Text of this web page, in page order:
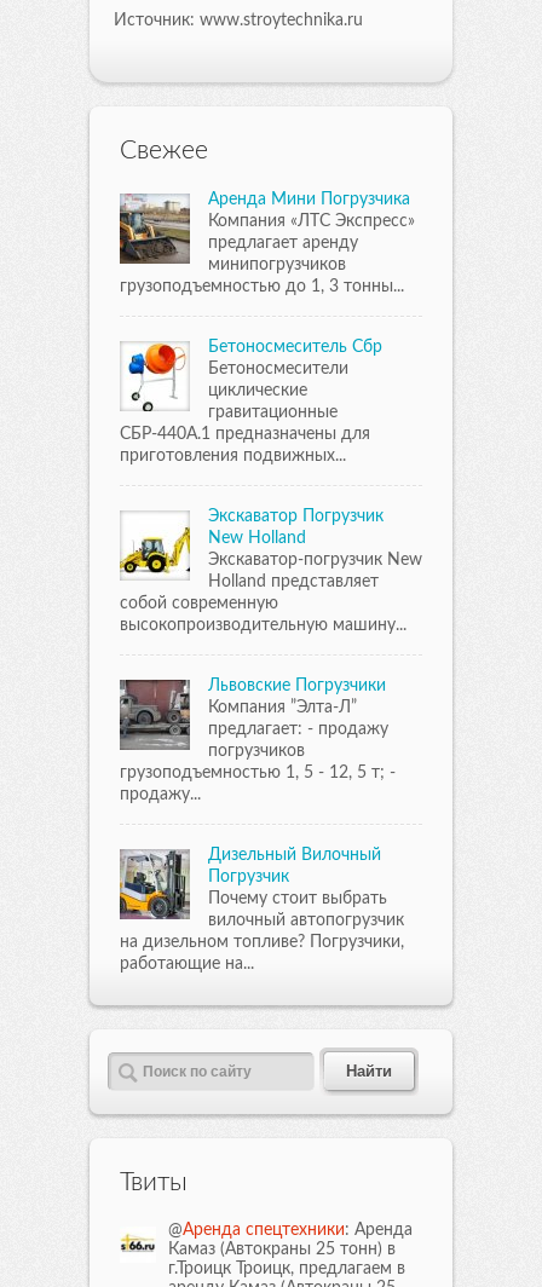
Источник: www.stroytechnika.ru
Свежее
Аренда Мини Погрузчика
Компания «ЛТС Экспресс»
предлагает аренду
минипогрузчиков
грузоподъемностью до 1, 3 тонны...
Бетоносмеситель Сбр
Бетоносмесители
циклические
гравитационные
СБР-440А.1 предназначены для
приготовления подвижных...
Экскаватор Погрузчик
New Holland
Экскаватор-погрузчик New
Holland представляет
собой современную
высокопроизводительную машину...
Львовские Погрузчики
Компания ”Элта-Л”
предлагает: - продажу
погрузчиков
грузоподъемностью 1, 5 - 12, 5 т; -
продажу...
Дизельный Вилочный
Погрузчик
Почему стоит выбрать
вилочный автопогрузчик
на дизельном топливе? Погрузчики,
работающие на...
Твиты
@Аренда спецтехники: Аренда
Камаз (Автокраны 25 тонн) в
г.Троицк Троицк, предлагаем в